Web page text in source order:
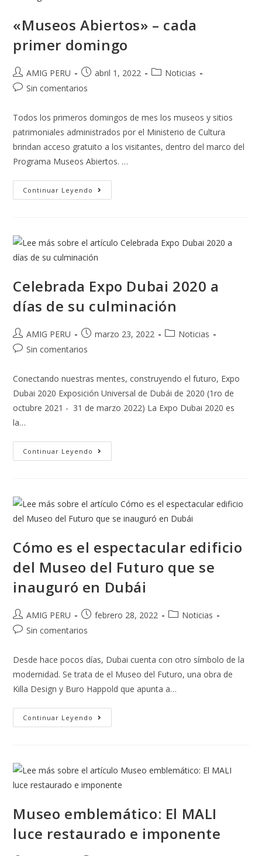
«Museos Abiertos» – cada
primer domingo
AMIG PERU abril 1, 2022
Noticias
Sin comentarios
Todos los primeros domingos de mes los museos y sitios
patrimoniales administrados por el Ministerio de Cultura
brindan acceso gratuito a los visitantes, dentro del marco del
Programa Museos Abiertos. …
Continuar Leyendo
Celebrada Expo Dubai 2020 a
días de su culminación
AMIG PERU marzo 23, 2022
Noticias
Sin comentarios
Conectando nuestras mentes, construyendo el futuro, Expo
Dubai 2020 Exposición Universal de Dubái de 2020 (1ro de
octubre 2021 - 31 de marzo 2022) La Expo Dubai 2020 es
la…
Continuar Leyendo
Cómo es el espectacular edificio
del Museo del Futuro que se
inauguró en Dubái
AMIG PERU febrero 28, 2022
Noticias
Sin comentarios
Desde hace pocos días, Dubai cuenta con otro símbolo de la
modernidad. Se trata de el Museo del Futuro, una obra de
Killa Design y Buro Happold que apunta a…
Continuar Leyendo
Museo emblemático: El MALI
luce restaurado e imponente